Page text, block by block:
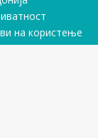
на користење